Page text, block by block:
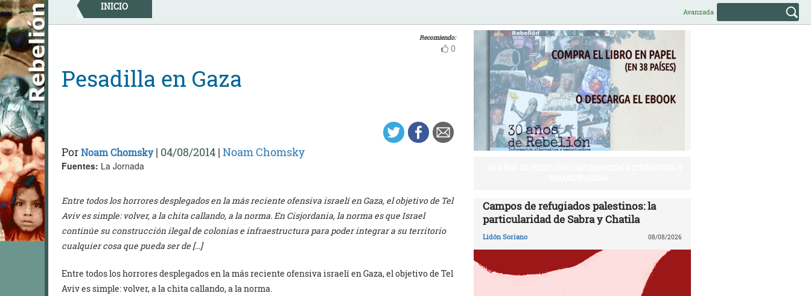
Skip
to
content
INICIO Avanzada
Recomiendo:
0
Pesadilla en Gaza
PorNoam Chomsky| 04/08/2014 | Noam Chomsky
Fuentes: La Jornada
Entre todos los horrores desplegados en la más reciente ofensiva israelí en Gaza, el objetivo de Tel
Aviv es simple: volver, a la chita callando, a la norma. En Cisjordania, la norma es que Israel
continúe su construcción ilegal de colonias e infraestructura para poder integrar a su territorio
cualquier cosa que pueda ser de […]
Entre todos los horrores desplegados en la más reciente ofensiva israelí en Gaza, el objetivo de Tel
Aviv es simple: volver, a la chita callando, a la norma.
Campos de refugiados palestinos: la
particularidad de Sabra y Chatila
Lidón Soriano 08/08/2026